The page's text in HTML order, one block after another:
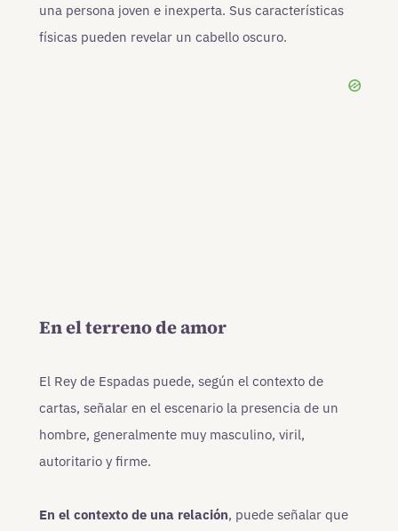
una persona joven e inexperta. Sus características
físicas pueden revelar un cabello oscuro.
En el terreno de amor
El Rey de Espadas puede, según el contexto de
cartas, señalar en el escenario la presencia de un
hombre, generalmente muy masculino, viril,
autoritario y firme.
En el contexto de una relación, puede señalar que